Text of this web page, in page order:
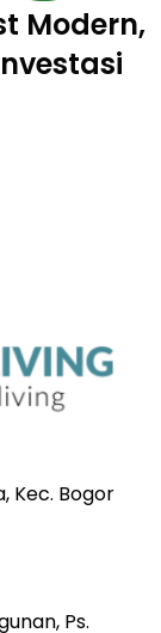
Modern,
Kec. Bogor
Ps.